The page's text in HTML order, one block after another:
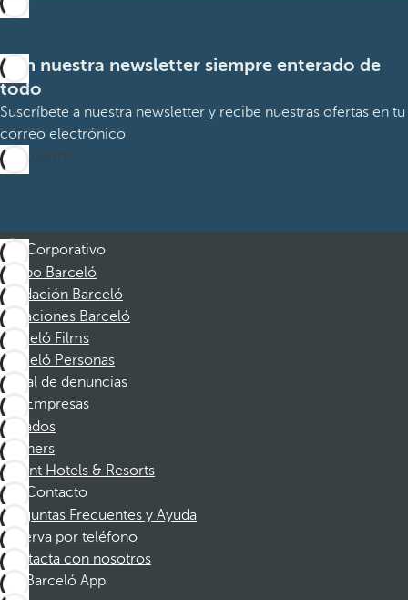
Con nuestra newsletter siempre enterado de
todo
Suscríbete a nuestra newsletter y recibe nuestras ofertas en tu
correo electrónico
Suscribirme
Corporativo
Grupo Barceló
Fundación Barceló
Vacaciones Barceló
Barceló Films
Barceló Personas
Canal de denuncias
Empresas
Afiliados
Partners
Dorint Hotels & Resorts
Contacto
Preguntas Frecuentes y Ayuda
Reserva por teléfono
Contacta con nosotros
Barceló App